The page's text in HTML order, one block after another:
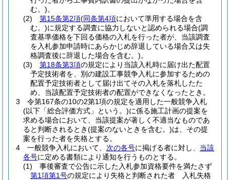
む。)。
(2)
第15条第2項(同条第4項において準用する場合を含
む。)に規定する調査に協力しないと認められる場合(調
査基準価格を下回る価格の入札を行った者が、当該調査
を入札参加申請時にあらかじめ辞退している場合又は失
格調査後に辞退した場合を含む。)。
(3)
第18条第3項の規定により当該入札時に届け出た配置
予定技術者を、別の建設工事競争入札に参加するための
配置予定技術者として届け出てその入札を落札したた
め、当該配置予定技術者の配置ができなくなったとき。
3
令第167条の10の2第1項の規定を適用した一般競争入札
(以下「総合評価方式」という。)に係る施工計画の提案を
求める場合において、当該提案が著しく不適当なものであ
ると判断されるとき(提案のないときを含む。)は、その提
案を行った者を失格とする。
4
一般競争入札において、 次の各号に掲げる者に対し、 当該
各号に定める書類により通知を行うものとする。
(1)
事後審査で公告に示した入札参加資格要件を満たさず
第1項第1号の規定により失格と判断された者 入札失格